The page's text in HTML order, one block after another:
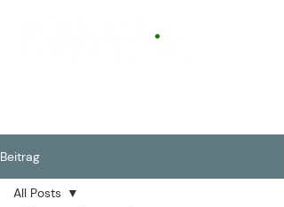
Beitrag
All Posts